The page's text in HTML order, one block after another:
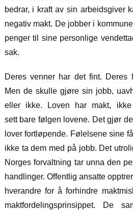
bedrar, i kraft av sin arbeidsgiver
negativ makt. De jobber i
penger til sine personlige
sak.
Deres venner har det fint. Deres
Men de skulle gjøre sin jobb,
eller ikke. Loven har makt,
sett bare følgen lovene. Det gjør
lover fortløpende. Følelsene sine
ikke ta dem med på jobb. Det
Norges forvaltning tar unna den
handlinger. Offentlig ansatte
hverandre for å forhindre
maktfordelingsprinsippet. De